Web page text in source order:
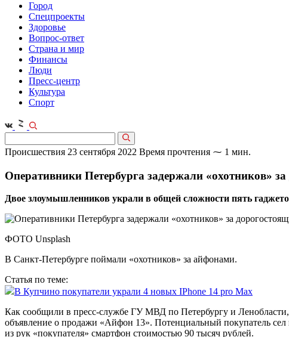
Город
Спецпроекты
Здоровье
Вопрос-ответ
Страна и мир
Финансы
Люди
Пресс-центр
Культура
Спорт
Происшествия 23 сентября 2022 Время прочтения ⁓ 1 мин.
Оперативники Петербурга задержали «охотников»
Двое злоумышленников украли в общей сложности пять
ФОТО Unsplash
В Санкт-Петербурге поймали «охотников» за айфонами.
Статья по теме:
В Купчино покупатели украли 4 новых IPhone 14 pro Max
Как сообщили в пресс-службе ГУ МВД по Петербургу и
объявление о продажи «Айфон 13». Потенциальный покупатель
из рук «покупателя» смартфон стоимостью 90 тысяч рублей.